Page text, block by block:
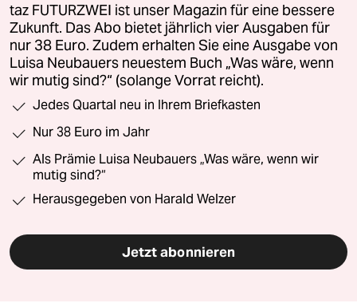
taz FUTURZWEI ist unser Magazin für eine bessere
Zukunft. Das Abo bietet jährlich vier Ausgaben für
nur 38 Euro. Zudem erhalten Sie eine Ausgabe von
Luisa Neubauers neuestem Buch „Was wäre, wenn
wir mutig sind?“ (solange Vorrat reicht).
Jedes Quartal neu in Ihrem Briefkasten
Nur 38 Euro im Jahr
Als Prämie Luisa Neubauers „Was wäre, wenn wir
mutig sind?“
Herausgegeben von Harald Welzer
Jetzt abonnieren